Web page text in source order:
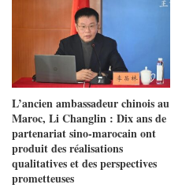
L’ancien ambassadeur chinois au
Maroc, Li Changlin : Dix ans de
partenariat sino-marocain ont
produit des réalisations
qualitatives et des perspectives
prometteuses